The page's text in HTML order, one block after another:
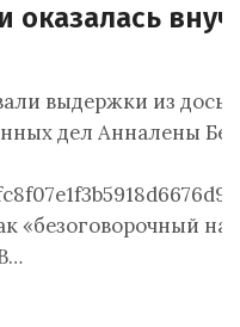
оказалась
выдержки из досье
дел Анналены
«безоговорочный